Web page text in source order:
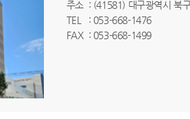
주소 : (41581) 대구광역시 북
TEL
: 053-668-1476
FAX : 053-668-1499